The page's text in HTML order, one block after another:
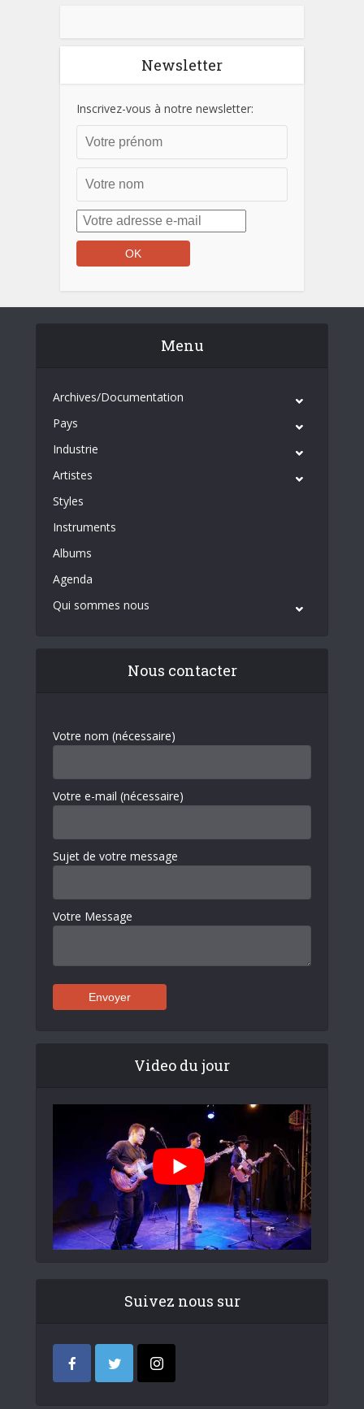
Newsletter
Inscrivez-vous à notre newsletter:
Menu
Archives/Documentation
Pays
Industrie
Artistes
Styles
Instruments
Albums
Agenda
Qui sommes nous
Nous contacter
Votre nom (nécessaire)
Votre e-mail (nécessaire)
Sujet de votre message
Votre Message
Video du jour
Suivez nous sur